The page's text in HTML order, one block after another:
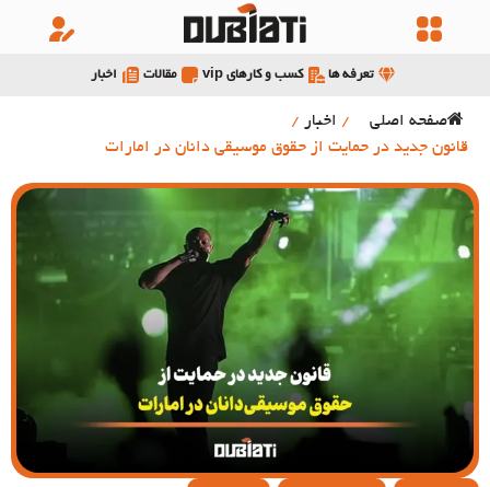
تعرفه ها کسب و کارهای vip مقالات اخبار
صفحه اصلی / اخبار /
قانون جدید در حمایت از حقوق موسیقی دانان در امارات